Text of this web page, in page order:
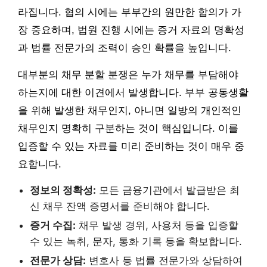
라집니다. 협의 시에는 부부간의 원만한 합의가 가
장 중요하며, 법원 진행 시에는 증거 자료의 명확성
과 법률 전문가의 조력이 승인 확률을 높입니다.
대부분의 채무 분할 분쟁은 누가 채무를 부담해야
하는지에 대한 이견에서 발생합니다. 부부 공동생활
을 위해 발생한 채무인지, 아니면 일방의 개인적인
채무인지 명확히 구분하는 것이 핵심입니다. 이를
입증할 수 있는 자료를 미리 준비하는 것이 매우 중
요합니다.
정보의 정확성: 모든 금융기관에서 발급받은 최
신 채무 잔액 증명서를 준비해야 합니다.
증거 수집: 채무 발생 경위, 사용처 등을 입증할
수 있는 녹취, 문자, 통화 기록 등을 확보합니다.
전문가 상담: 변호사 등 법률 전문가와 상담하여